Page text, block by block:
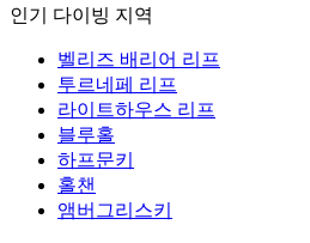
인기 다이빙 지역
벨리즈 배리어 리프
투르네페 리프
라이트하우스 리프
블루홀
하프문키
홀챈
앰버그리스키